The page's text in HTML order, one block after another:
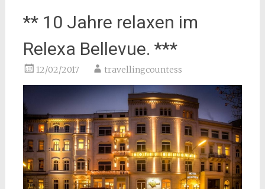
** 10 Jahre relaxen im
Relexa Bellevue. ***
12/02/2017 travellingcountess